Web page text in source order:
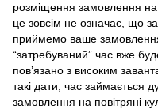
розміщення замовлення на
це зовсім не означає, що
приймемо ваше
“затребуваний” час вже
пов’язано з високим
такі дати, час займається
замовлення на повітряні